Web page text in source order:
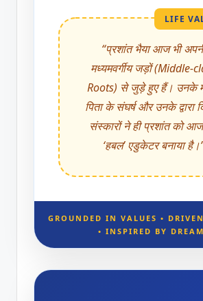
LIFE
“प्रशांत भैया आज भी
मध्यमवर्गीय जड़ों (Middle-
Roots) से जुड़े हुए हैं। उनके
पिता के संघर्ष और उनके द्वारा
संस्कारों ने ही प्रशांत को
‘हबल’ एडुकेटर बनाया
GROUNDED IN VALUES •
• INSPIRED BY